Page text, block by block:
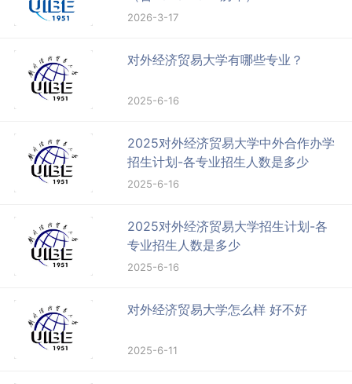
2026-3-17
对外经济贸易大学有哪些专业？
2025-6-16
2025对外经济贸易大学中外合作办学
招生计划-各专业招生人数是多少
2025-6-16
2025对外经济贸易大学招生计划-各
专业招生人数是多少
2025-6-16
对外经济贸易大学怎么样 好不好
2025-6-11